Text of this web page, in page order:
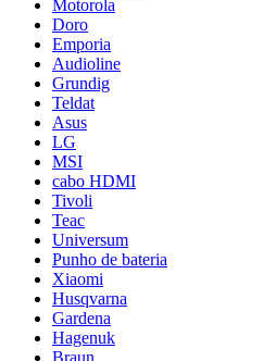
Motorola
Doro
Emporia
Audioline
Grundig
Teldat
Asus
LG
MSI
cabo HDMI
Tivoli
Teac
Universum
Punho de bateria
Xiaomi
Husqvarna
Gardena
Hagenuk
Braun